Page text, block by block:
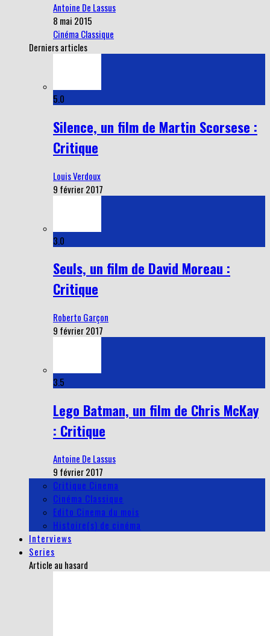
Antoine De Lassus
8 mai 2015
Cinéma Classique
Derniers articles
5.0
Silence, un film de Martin Scorsese :
Critique
Louis Verdoux
9 février 2017
3.0
Seuls, un film de David Moreau :
Critique
Roberto Garçon
9 février 2017
3.5
Lego Batman, un film de Chris McKay
: Critique
Antoine De Lassus
9 février 2017
Critique Cinema
Cinéma Classique
Edito Cinema du mois
Histoire(s) de cinéma
Interviews
Series
Article au hasard